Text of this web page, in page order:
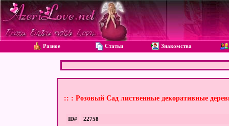
Разное Статьи Знакомства
:: : Розовый Сад лиственные декоративные
ID#
22758